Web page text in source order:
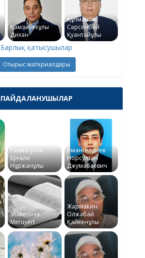
Қамзабекұлы
Дихан
Құлманов
Сәрсенбай
Қуантайұлы
Барлық қатысушылар
Отырыс материалдары
ПАЙДАЛАНУШЫЛАР
Рахматулла
Ерғали
Нұржанұлы
Амангелдиев
Норсултан
Джумабаевич
Shakenova
Meruyert
Жармакин
Олжабай
Қайкенұлы